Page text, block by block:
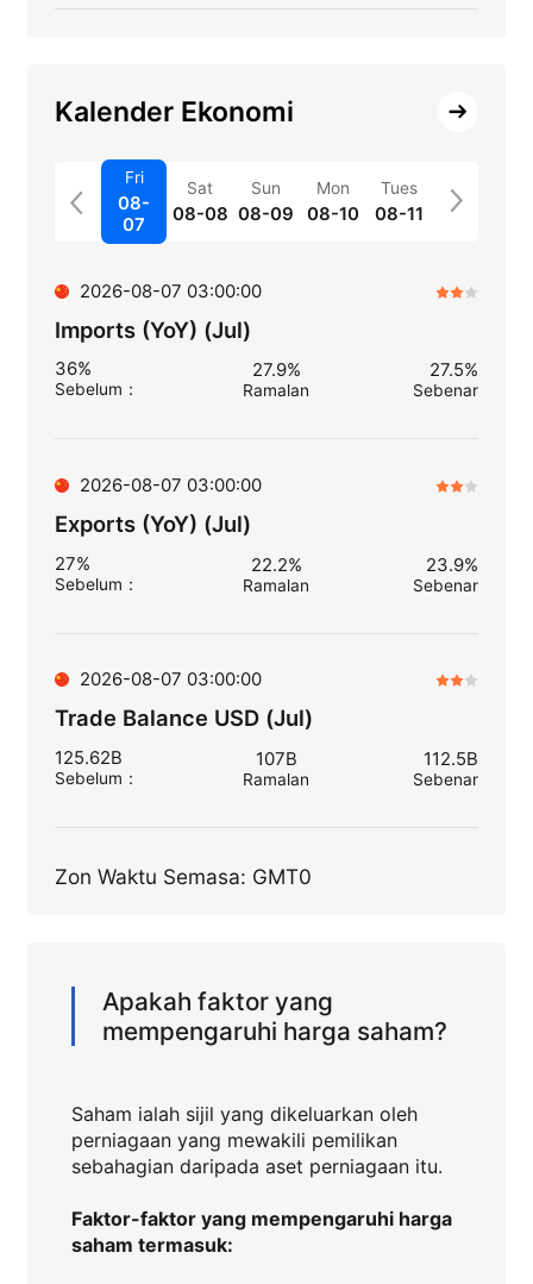
Kalender Ekonomi
Fri
08-
07
Sat
08-08
Sun
08-09
Mon
08-10
Tues
08-11
2026-08-07 03:00:00
Imports (YoY) (Jul)
36%
Sebelum ：
27.9%
Ramalan
27.5%
Sebenar
2026-08-07 03:00:00
Exports (YoY) (Jul)
27%
Sebelum ：
22.2%
Ramalan
23.9%
Sebenar
2026-08-07 03:00:00
Trade Balance USD (Jul)
125.62B
Sebelum ：
107B
Ramalan
112.5B
Sebenar
Zon Waktu Semasa: GMT0
Apakah faktor yang
mempengaruhi harga saham?
Saham ialah sijil yang dikeluarkan oleh
perniagaan yang mewakili pemilikan
sebahagian daripada aset perniagaan itu.
Faktor-faktor yang mempengaruhi harga
saham termasuk: